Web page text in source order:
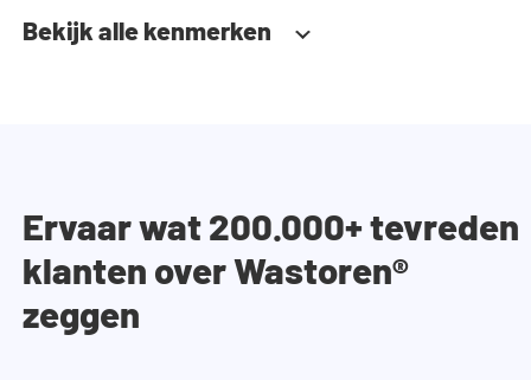
Bekijk alle kenmerken
Ervaar wat 200.000+ tevreden
klanten over Wastoren®
zeggen